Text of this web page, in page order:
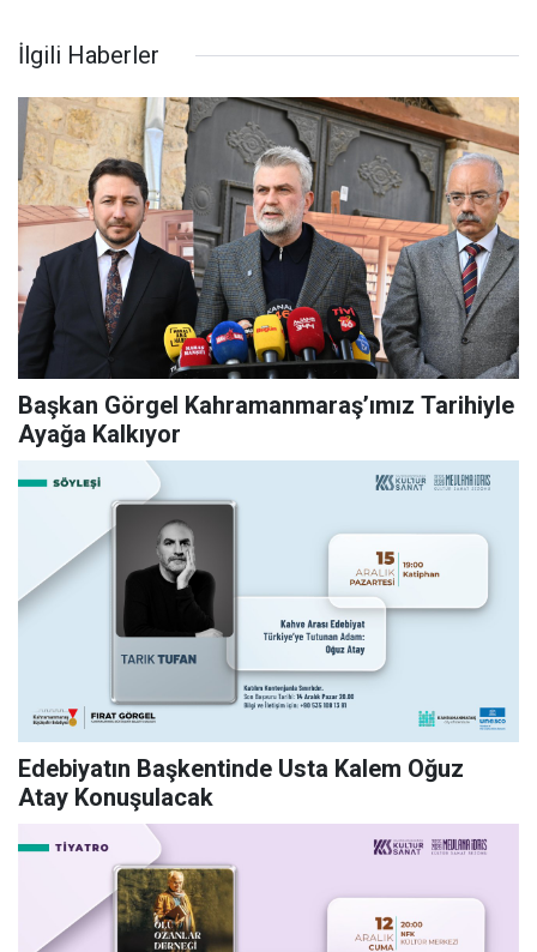
İlgili Haberler
Başkan Görgel Kahramanmaraş’ımız Tarihiyle
Ayağa Kalkıyor
Edebiyatın Başkentinde Usta Kalem Oğuz
Atay Konuşulacak